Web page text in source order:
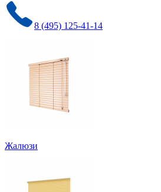
8 (495) 125-41-14
Жалюзи